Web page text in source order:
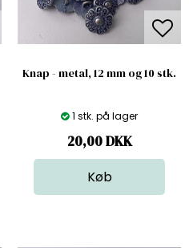
Knap - metal, 12 mm og 10 stk.
1 stk. på lager
20,00DKK